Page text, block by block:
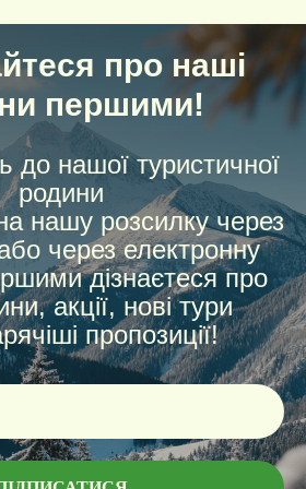
про наші
першими!
до нашої туристичної
родини
нашу розсилку через
через електронну
дізнаєтеся про
акції, нові тури
пропозиції!